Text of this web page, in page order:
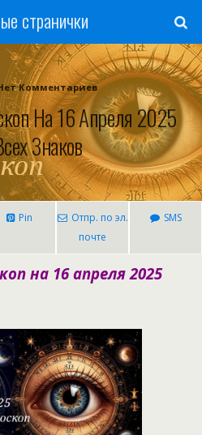
странички
Нет Комментариев
На 16 Апреля 2025
Знаков
Pin
Отпр. по эл.
почте
SMS
на 16 апреля 2025